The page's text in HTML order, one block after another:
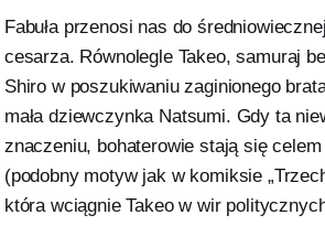
Fabuła przenosi nas do
cesarza. Równolegle Takeo, samuraj
Shiro w poszukiwaniu zaginionego
mała dziewczynka Natsumi. Gdy ta
znaczeniu, bohaterowie stają się
(podobny motyw jak w komiksie
która wciągnie Takeo w wir